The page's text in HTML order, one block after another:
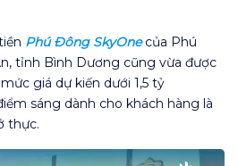
Phú Đông SkyOnecủa Phú
tỉnh Bình Dương cũng vừa được
giá dự kiến dưới 1,5 tỷ
sáng dành cho khách hàng là
thực.